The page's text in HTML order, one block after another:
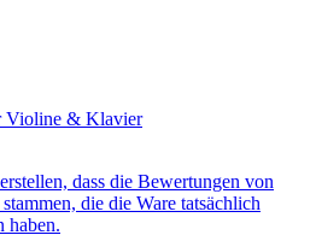
Violine & Klavier
dass die Bewertungen von
die die Ware tatsächlich
haben.